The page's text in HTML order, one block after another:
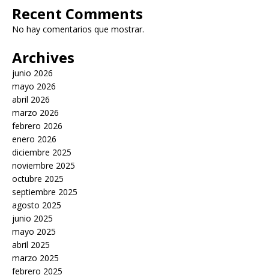
Recent Comments
No hay comentarios que mostrar.
Archives
junio 2026
mayo 2026
abril 2026
marzo 2026
febrero 2026
enero 2026
diciembre 2025
noviembre 2025
octubre 2025
septiembre 2025
agosto 2025
junio 2025
mayo 2025
abril 2025
marzo 2025
febrero 2025